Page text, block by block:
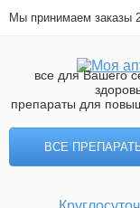
Мы принимаем заказы
все для Вашего
препараты для
ВСЕ